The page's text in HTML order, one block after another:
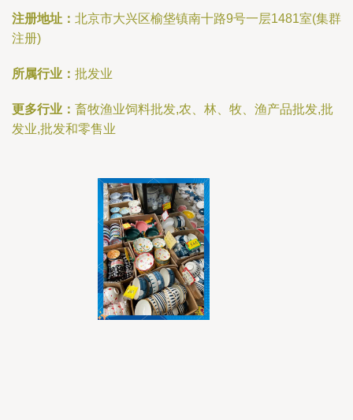
注册地址： 北京市大兴区榆垡镇南十路9号一层1481室(集群
注册)
所属行业： 批发业
更多行业： 畜牧渔业饲料批发,农、林、牧、渔产品批发,批
发业,批发和零售业